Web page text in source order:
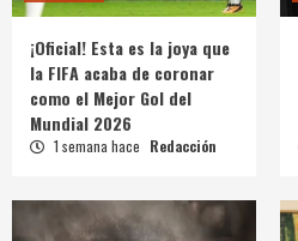
¡Oficial! Esta es la joya que
la FIFA acaba de coronar
como el Mejor Gol del
Mundial 2026
1 semana hace Redacción